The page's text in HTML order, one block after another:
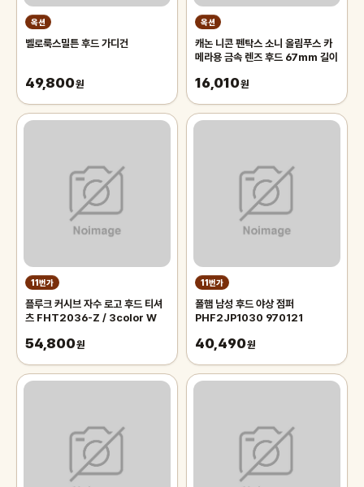
옥션
벨로룩스밀튼 후드 가디건
49,800원
옥션
캐논 니콘 펜탁스 소니 올림푸스 카
메라용 금속 렌즈 후드 67mm 길이
16,010원
11번가
플루크 커시브 자수 로고 후드 티셔
츠 FHT2036-Z / 3color W
54,800원
11번가
폴햄 남성 후드 야상 점퍼
PHF2JP1030 970121
40,490원